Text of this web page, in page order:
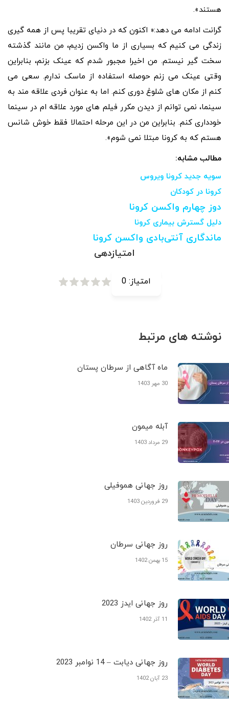
هستند».
گرانت ادامه می دهد:« اکنون که در دنیای تقریبا پس از همه گیری
زندگی می کنیم که بسیاری از ما واکسن زدیم، من مانند گذشته
سخت گیر نیستم. من اخیرا مجبور شدم که عینک بزنم، بنابراین
وقتی عینک می زنم حوصله استفاده از ماسک ندارم. سعی می
کنم از مکان های شلوغ دوری کنم. اما به عنوان فردی علاقه مند به
سینما، نمی توانم از دیدن مکرر فیلم های مورد علاقه ام در سینما
خودداری کنم. بنابراین من در این مرحله احتمالا فقط خوش شانس
هستم که به کرونا مبتلا نمی شوم».
مطالب مشابه:
سویه جدید کرونا ویروس
کرونا در کودکان
دوز چهارم واکسن کرونا
دلیل گسترش بیماری کرونا
ماندگاری آنتی‌بادی واکسن کرونا
امتیازدهی
امتیاز: 0
نوشته های مرتبط
ماه آگاهی از سرطان پستان
30 مهر 1403
آبله میمون
29 مرداد 1403
روز جهانی هموفیلی
29 فروردین 1403
روز جهانی سرطان
15 بهمن 1402
روز جهانی ایدز 2023
11 آذر 1402
روز جهانی دیابت – 14 نوامبر 2023
23 آبان 1402